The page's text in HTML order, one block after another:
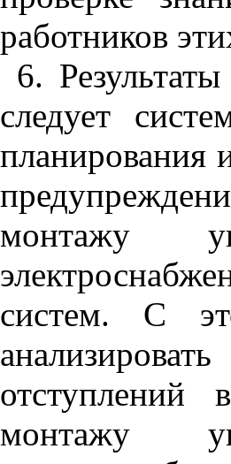
работников
6.
следует
планирования
монтажу
систем. С
монтажу